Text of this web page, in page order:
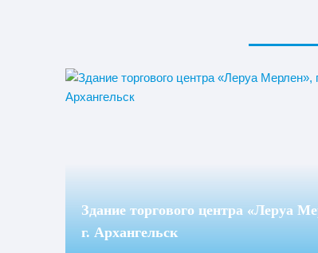
Здание торгового центра «Леруа
г. Архангельск